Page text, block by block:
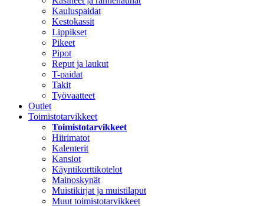
Kauluspaidat
Kestokassit
Lippikset
Pikeet
Pipot
Reput ja laukut
T-paidat
Takit
Työvaatteet
Outlet
Toimistotarvikkeet
Toimistotarvikkeet
Hiirimatot
Kalenterit
Kansiot
Käyntikorttikotelot
Mainoskynät
Muistikirjat ja muistilaput
Muut toimistotarvikkeet